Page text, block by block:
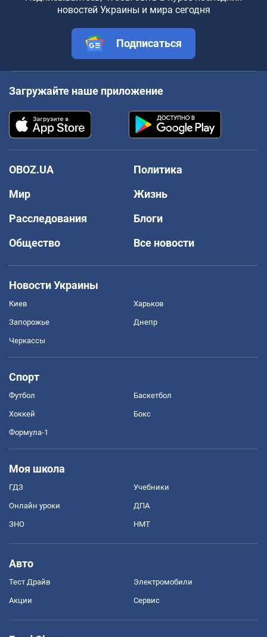
новостей Украины и мира сегодня
Подписаться
Загружайте наше приложение
OBOZ.UA
Политика
Мир
Жизнь
Расследования
Блоги
Общество
Все новости
Новости Украины
Киев Харьков
Запорожье Днепр
Черкассы
Спорт
Футбол Баскетбол
Хоккей Бокс
Формула-1
Моя школа
ГДЗ Учебники
Онлайн уроки ДПА
ЗНО НМТ
Авто
Тест Драйв Электромобили
Акции Сервис